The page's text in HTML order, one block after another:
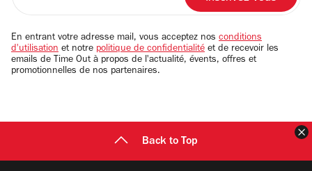
email
En entrant votre adresse mail, vous acceptez nos conditions
d'utilisation et notre politique de confidentialité et de recevoir les
emails de Time Out à propos de l'actualité, évents, offres et
promotionnelles de nos partenaires.
Back to Top